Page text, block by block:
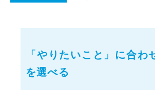
「やりたいこと」に合わ
を選べる